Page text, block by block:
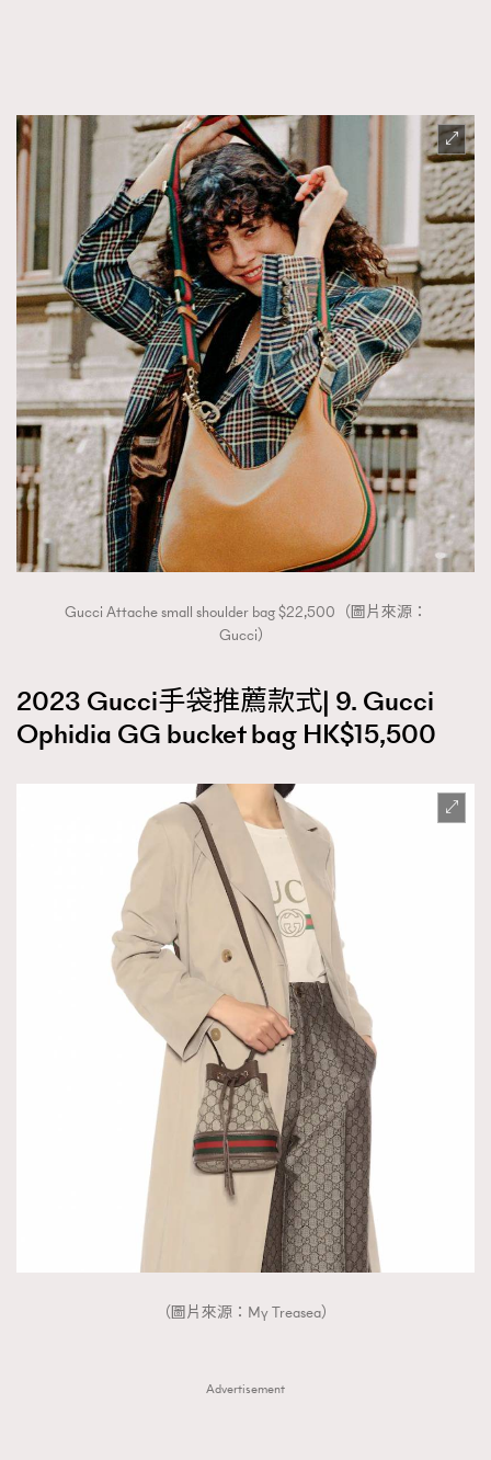
Gucci Attache small shoulder bag $22,500（圖片來源：
Gucci）
2023 Gucci手袋推薦款式| 9. Gucci
Ophidia GG bucket bag HK$15,500
（圖片來源：My Treasea）
Advertisement